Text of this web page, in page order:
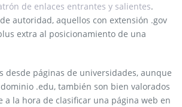
de enlaces entrantes y salientes.
autoridad, aquellos con extensión .gov
extra al posicionamiento de una
desde páginas de universidades, aunque
.edu, también son bien valorados
a la hora de clasificar una página web en